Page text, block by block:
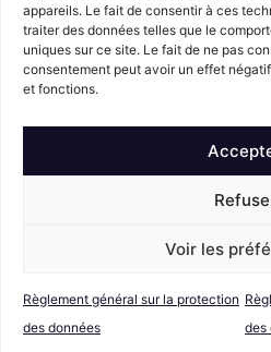
appareils. Le fait de consentir à ces
traiter des données telles que le
uniques sur ce site. Le fait de ne pas
consentement peut avoir un effet
et fonctions.
Voir les
Règlement général sur la protection
des données
des
S'abonner
Suivez l'actualité
Créatif
Conditions